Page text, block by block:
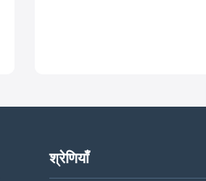
श्रेणियाँ